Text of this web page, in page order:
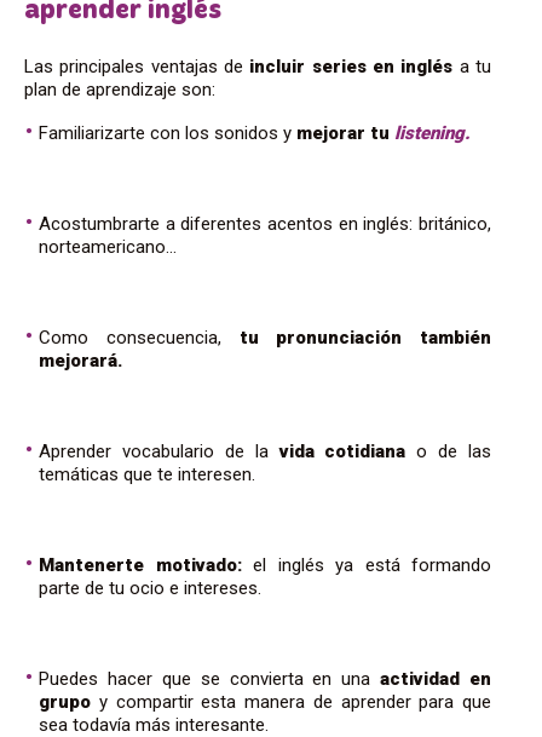
aprender inglés
Las principales ventajas de incluir series en inglés a tu
plan de aprendizaje son:
Familiarizarte con los sonidos y mejorar tu listening.
Acostumbrarte a diferentes acentos en inglés: británico,
norteamericano…
Como consecuencia, tu pronunciación también
mejorará.
Aprender vocabulario de lavida cotidiana o de las
temáticas que te interesen.
Mantenerte motivado:el inglés ya está formando
parte de tu ocio e intereses.
Puedes hacer que se convierta en una actividad en
grupo y compartir esta manera de aprender para que
sea todavía más interesante.